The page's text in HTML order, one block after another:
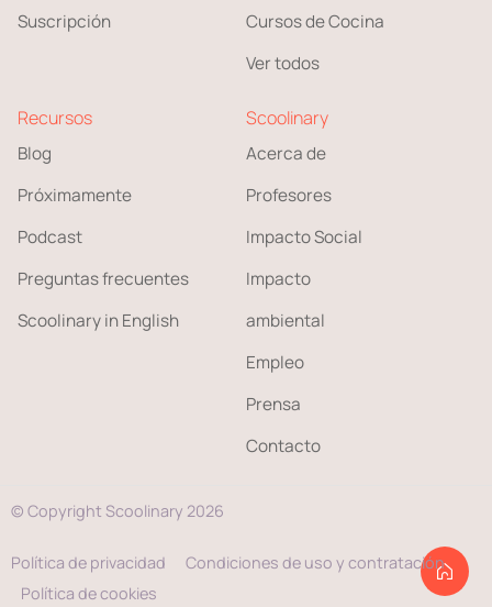
Suscripción
Cursos de Cocina
Ver todos
Recursos
Blog
Próximamente
Podcast
Preguntas frecuentes
Scoolinary in English
Scoolinary
Acerca de
Profesores
Impacto Social
Impacto
ambiental
Empleo
Prensa
Contacto
© Copyright Scoolinary 2026
Política de privacidad
Condiciones de uso y contratación
Política de cookies